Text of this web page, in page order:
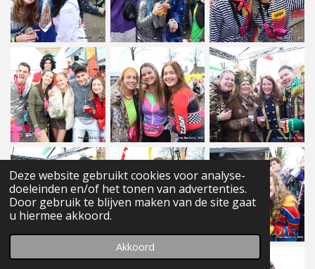
Deze website gebruikt cookies voor analyse-
doeleinden en/of het tonen van advertenties.
Door gebruik te blijven maken van de site gaat
u hiermee akkoord.
Akkoord